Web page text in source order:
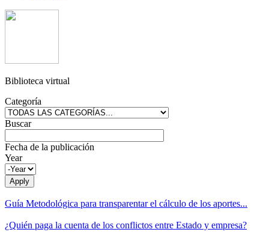
Biblioteca virtual
Categoría
Buscar
Fecha de la publicación
Year
Guía Metodológica para transparentar el cálculo de los aportes...
¿Quién paga la cuenta de los conflictos entre Estado y empresa?